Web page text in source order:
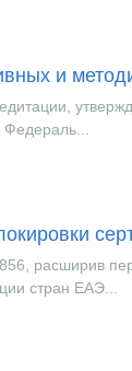
и
расширив
стран ЕАЭ...